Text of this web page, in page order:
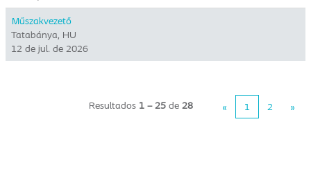
Műszakvezető
Tatabánya, HU
12 de jul. de 2026
Resultados 1 – 25 de 28 « 1 2 »